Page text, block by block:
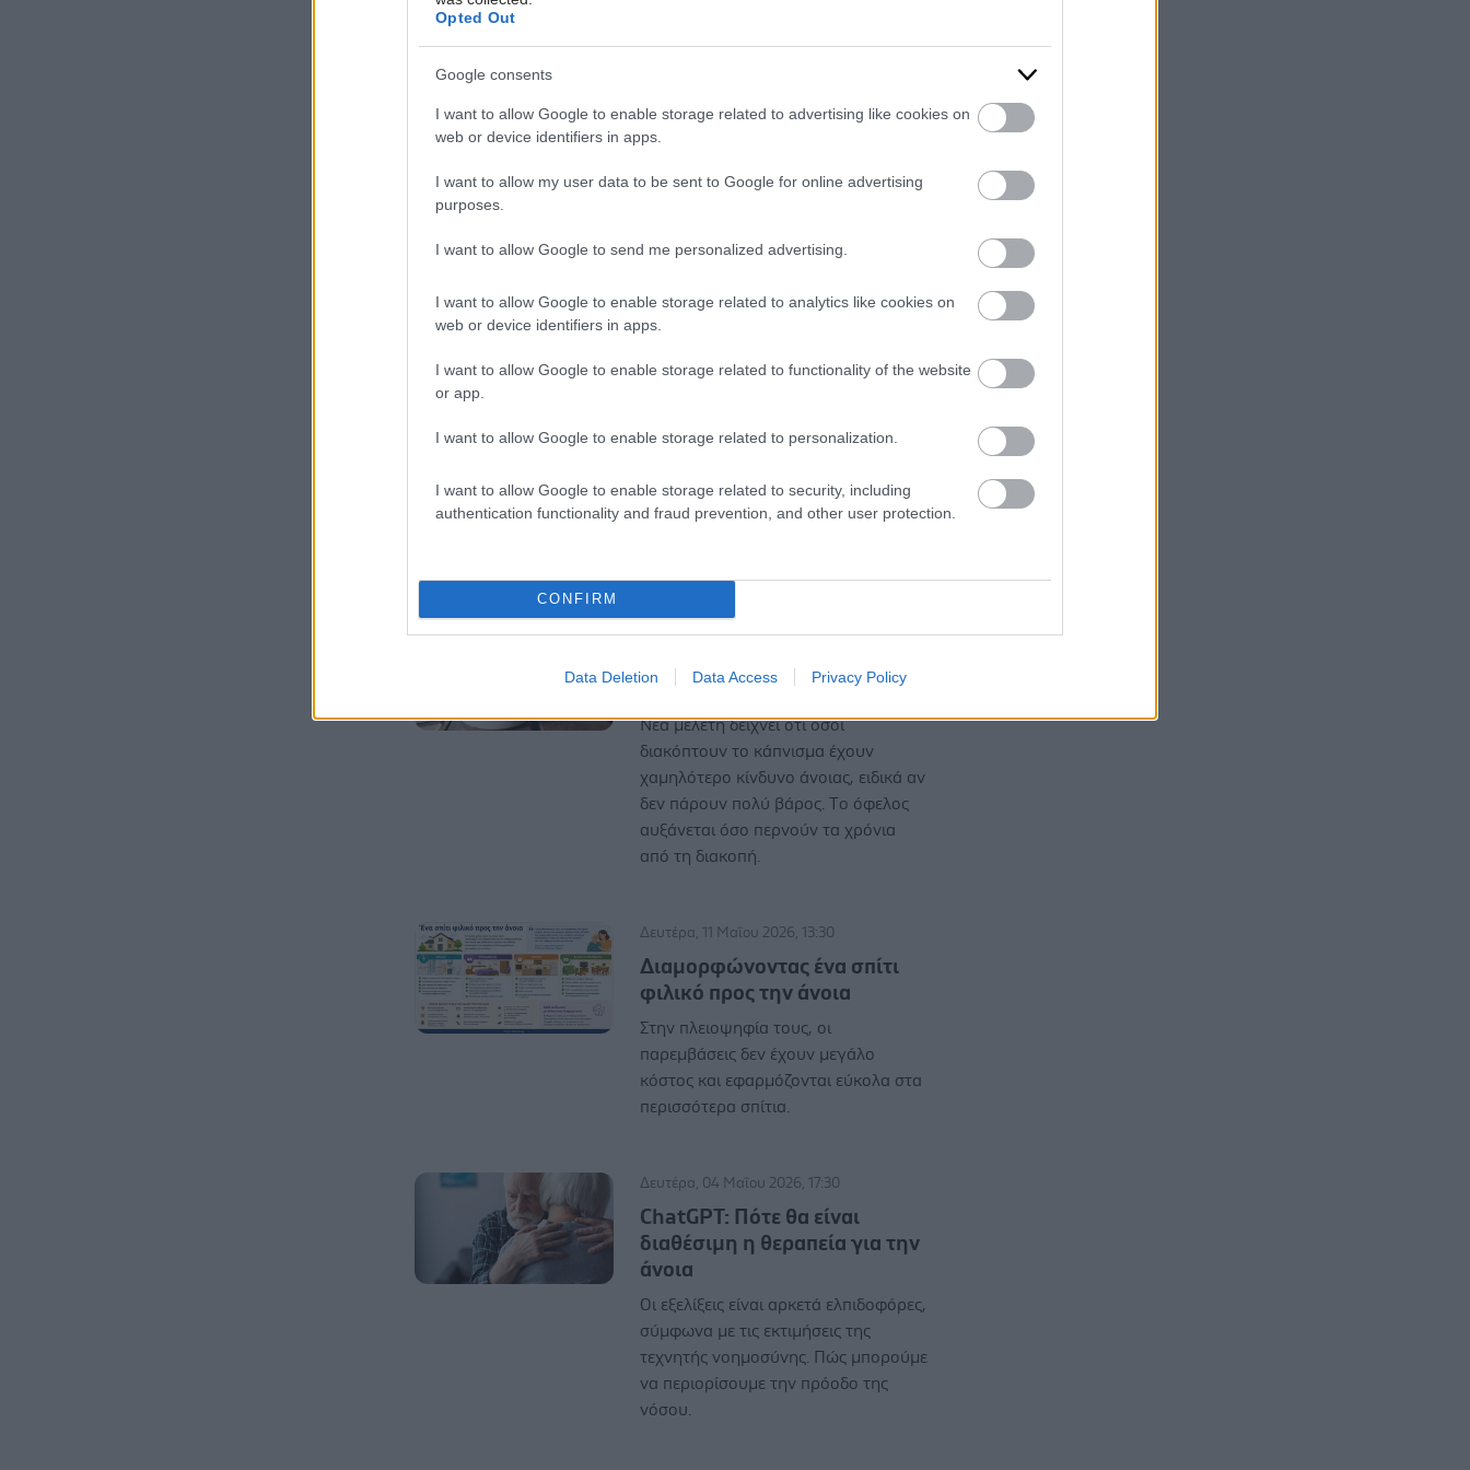
Opted Out
Google consents
I want to allow Google to enable storage related to advertising like cookies on
web or device identifiers in apps.
I want to allow my user data to be sent to Google for online advertising
purposes.
I want to allow Google to send me personalized advertising.
I want to allow Google to enable storage related to analytics like cookies on
web or device identifiers in apps.
I want to allow Google to enable storage related to functionality of the website
or app.
I want to allow Google to enable storage related to personalization.
I want to allow Google to enable storage related to security, including
authentication functionality and fraud prevention, and other user protection.
CONFIRM
Data Deletion Data Access Privacy Policy
Συμπλήρωμα για τον πόνο
στις αρθρώσεις θα μπορούσε
[μελέτη]
η γλυκοζαμίνη συσχετίστηκε με 25%
προβλήματα μνήμης σε νόσο
Αλτσχάιμερ.
Μετφορμίνη και άνοια: Τι
Η επιστημονική κοινότητα αναμένει
τα αποτελέσματα των τρεχουσών
Κόβεις το κάπνισμα και
μειώνεις τον κίνδυνο άνοιας
Νέα μελέτη δείχνει ότι όσοι
διακόπτουν το κάπνισμα έχουν
χαμηλότερο κίνδυνο άνοιας, ειδικά αν
δεν πάρουν πολύ βάρος. Tο όφελος
αυξάνεται όσο περνούν τα χρόνια
από τη διακοπή.
Δευτέρα, 11 Μαΐου 2026, 13:30
Διαμορφώνοντας ένα σπίτι
φιλικό προς την άνοια
Στην πλειοψηφία τους, οι
παρεμβάσεις δεν έχουν μεγάλο
κόστος και εφαρμόζονται εύκολα στα
περισσότερα σπίτια.
Δευτέρα, 04 Μαΐου 2026, 17:30
ChatGPT: Πότε θα είναι
διαθέσιμη η θεραπεία για την
άνοια
Οι εξελίξεις είναι αρκετά ελπιδοφόρες,
σύμφωνα με τις εκτιμήσεις της
τεχνητής νοημοσύνης. Πώς μπορούμε
να περιορίσουμε την πρόοδο της
νόσου.